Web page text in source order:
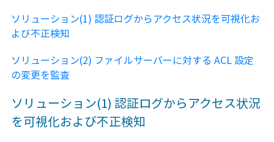
ソリューション(1) 認証ログからアクセス状況を可視化お
よび不正検知
ソリューション(2) ファイルサーバーに対する ACL 設定
の変更を監査
ソリューション(1) 認証ログからアクセス状況
を可視化および不正検知